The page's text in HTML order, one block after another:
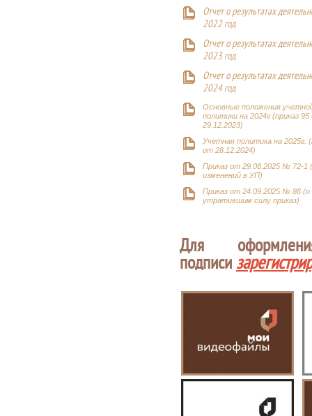
Отчет о результатах
2022 год
Отчет о результатах
2023 год
Отчет о результатах
2024 год
Основные положения
политики на 2024г (приказ
29.12.2023)
Учетная политика на 2025г.
от 28.12.2024)
Приказ от 29.08.2025 № 72-1
изменений в УП)
Приказ от 24.09.2025 № 86 (о
утратившим силу приказ)
Для
подписи